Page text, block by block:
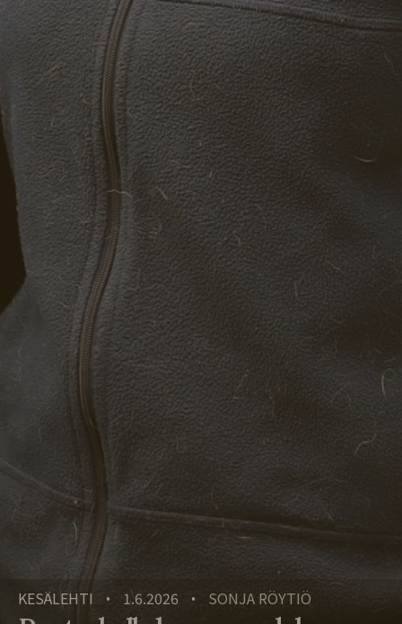
KESÄLEHTI • 1.6.2026 • SONJA RÖYTIÖ